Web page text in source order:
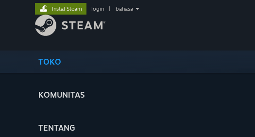
TOKO
KOMUNITAS
TENTANG
Instal Steam login bahasa